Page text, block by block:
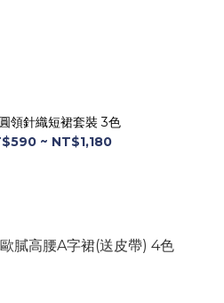
領針織短裙套裝 3色
~ NT$1,180